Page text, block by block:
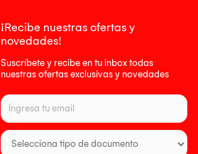
¡Recibe nuestras ofertas y
novedades!
Suscríbete y recibe en tu inbox todas
nuestras ofertas exclusivas y novedades